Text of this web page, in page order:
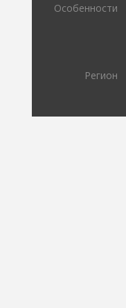
Особенности
Регион